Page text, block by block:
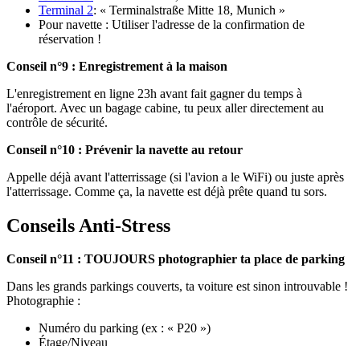
Terminal 2: « Terminalstraße Mitte 18, Munich »
Pour navette : Utiliser l'adresse de la confirmation de
réservation !
Conseil n°9 : Enregistrement à la maison
L'enregistrement en ligne 23h avant fait gagner du temps à
l'aéroport. Avec un bagage cabine, tu peux aller directement au
contrôle de sécurité.
Conseil n°10 : Prévenir la navette au retour
Appelle déjà avant l'atterrissage (si l'avion a le WiFi) ou juste après
l'atterrissage. Comme ça, la navette est déjà prête quand tu sors.
Conseils Anti-Stress
Conseil n°11 : TOUJOURS photographier ta place de parking
Dans les grands parkings couverts, ta voiture est sinon introuvable !
Photographie :
Numéro du parking (ex : « P20 »)
Étage/Niveau